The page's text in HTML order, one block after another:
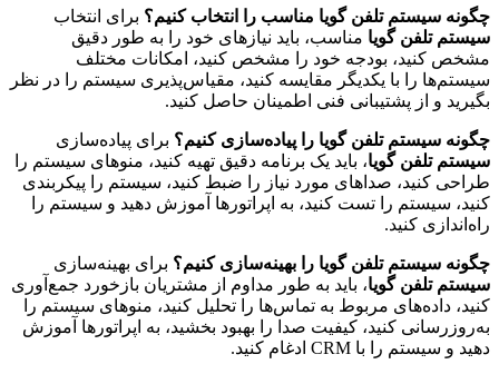
چگونه سیستم تلفن گویا مناسب را انتخاب کنیم؟ برای انتخاب
سیستم تلفن گویا مناسب، باید نیازهای خود را به طور دقیق
مشخص کنید، بودجه خود را مشخص کنید، امکانات مختلف
سیستم‌ها را با یکدیگر مقایسه کنید، مقیاس‌پذیری سیستم را در نظر
بگیرید و از پشتیبانی فنی اطمینان حاصل کنید.
چگونه سیستم تلفن گویا را پیاده‌سازی کنیم؟ برای پیاده‌سازی
سیستم تلفن گویا، باید یک برنامه دقیق تهیه کنید، منوهای سیستم را
طراحی کنید، صداهای مورد نیاز را ضبط کنید، سیستم را پیکربندی
کنید، سیستم را تست کنید، به اپراتورها آموزش دهید و سیستم را
راه‌اندازی کنید.
چگونه سیستم تلفن گویا را بهینه‌سازی کنیم؟ برای بهینه‌سازی
سیستم تلفن گویا، باید به طور مداوم از مشتریان بازخورد جمع‌آوری
کنید، داده‌های مربوط به تماس‌ها را تحلیل کنید، منوهای سیستم را
به‌روزرسانی کنید، کیفیت صدا را بهبود بخشید، به اپراتورها آموزش
دهید و سیستم را با CRM ادغام کنید.